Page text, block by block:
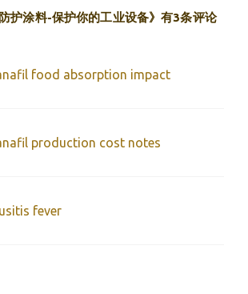
护涂料-保护你的工业设备》有3条评论
food absorption impact
production cost notes
fever